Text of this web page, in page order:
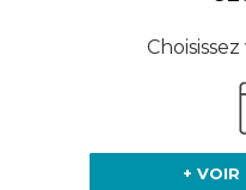
+ VOIR